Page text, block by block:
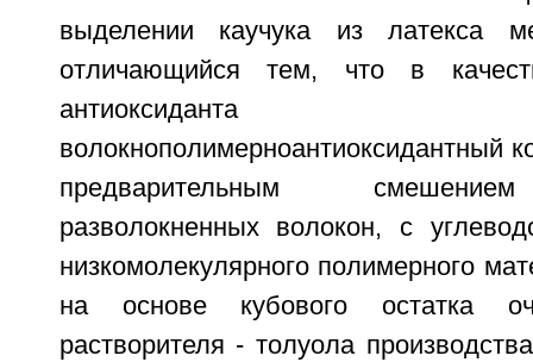
выделении каучука из латекса
отличающийся тем, что в
антиоксиданта
волокнополимерноантиоксидантный
предварительным
разволокненных волокон, с
низкомолекулярного полимерного
на основе кубового остатка
растворителя - толуола